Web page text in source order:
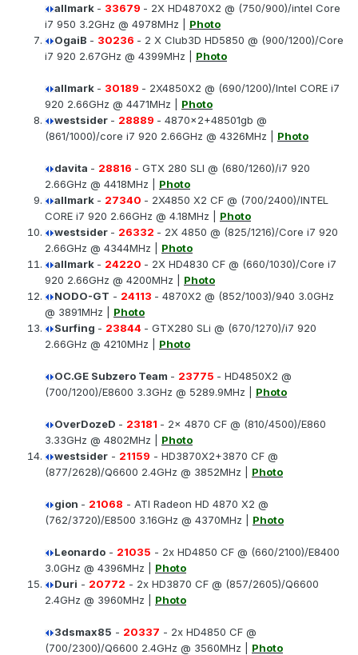
allmark - 33679 - 2X HD4870X2 @ (750/900)/intel Core
i7 950 3.2GHz @ 4978MHz | Photo
OgaiB - 30236 - 2 X Club3D HD5850 @ (900/1200)/Core
i7 920 2.67GHz @ 4399MHz | Photo
allmark - 30189 - 2X4850X2 @ (690/1200)/Intel CORE i7
920 2.66GHz @ 4471MHz | Photo
westsider - 28889 - 4870x2+48501gb @
(861/1000)/core i7 920 2.66GHz @ 4326MHz | Photo
davita - 28816 - GTX 280 SLI @ (680/1260)/i7 920
2.66GHz @ 4418MHz | Photo
allmark - 27340 - 2X4850 X2 CF @ (700/2400)/INTEL
CORE i7 920 2.66GHz @ 4.18MHz | Photo
westsider - 26332 - 2X 4850 @ (825/1216)/Core i7 920
2.66GHz @ 4344MHz | Photo
allmark - 24220 - 2X HD4830 CF @ (660/1030)/Core i7
920 2.66GHz @ 4200MHz | Photo
NODO-GT - 24113 - 4870X2 @ (852/1003)/940 3.0GHz
@ 3891MHz | Photo
Surfing - 23844 - GTX280 SLi @ (670/1270)/i7 920
2.66GHz @ 4210MHz | Photo
OC.GE Subzero Team - 23775 - HD4850X2 @
(700/1200)/E8600 3.3GHz @ 5289.9MHz | Photo
OverDozeD - 23181 - 2x 4870 CF @ (810/4500)/E860
3.33GHz @ 4802MHz | Photo
westsider - 21159 - HD3870X2+3870 CF @
(877/2628)/Q6600 2.4GHz @ 3852MHz | Photo
gion - 21068 - ATI Radeon HD 4870 X2 @
(762/3720)/E8500 3.16GHz @ 4370MHz | Photo
Leonardo - 21035 - 2x HD4850 CF @ (660/2100)/E8400
3.0GHz @ 4396MHz | Photo
Duri - 20772 - 2x HD3870 CF @ (857/2605)/Q6600
2.4GHz @ 3960MHz | Photo
3dsmax85 - 20337 - 2x HD4850 CF @
(700/2300)/Q6600 2.4GHz @ 3560MHz | Photo